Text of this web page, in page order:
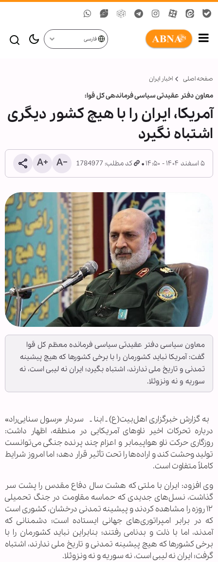
فارسی
صفحه اصلی اخبار ایران
معاون دفتر عقیدتی سیاسی فرماندهی کل قوا:
آمریکا، ایران را با هیچ کشور دیگری
اشتباه نگیرد
۵ اسفند ۱۴۰۴ - ۱۴:۵۰ کد مطلب: 1784977
معاون سیاسی دفتر عقیدتی سیاسی فرمانده معظم کل قوا
گفت: آمریکا نباید کشورمان را با برخی کشورها که هیچ پیشینه
تمدنی و تاریخ ملی ندارند، اشتباه بگیرد؛ ایران نه لیبی است، نه
سوریه و نه ونزوئلا.
به گزارش خبرگزاری اهل‌بیت(ع) ـ ابنا ـ سردار «رسول سنایی‌راد»
درباره تحرکات اخیر ناوهای آمریکایی در منطقه، اظهار داشت:
روزگاری حرکت ناو هواپیمابر و اعزام چند پرنده جنگی می‌توانست
تولید وحشت کند و اراده‌ها را تحت تأثیر قرار دهد؛ اما امروز شرایط
کاملاً متفاوت است.
وی افزود: ایران با ملتی که هشت سال دفاع مقدس را پشت سر
گذاشت، نسل‌های جدیدی که حماسه مقاومت در جنگ تحمیلی
۱۲ روزه را مشاهده کردند و پیشینه تمدنی درخشان، کشوری است
که در برابر امپراتوری‌های جهانی ایستاده است؛ دشمنانی که
آمدند، اما با ذلت و بدنامی رفتند؛ بنابراین نباید کشورمان را با
برخی کشورها که هیچ پیشینه تمدنی و تاریخ ملی ندارند، اشتباه
گرفت؛ ایران نه لیبی است، نه سوریه و نه ونزوئلا.